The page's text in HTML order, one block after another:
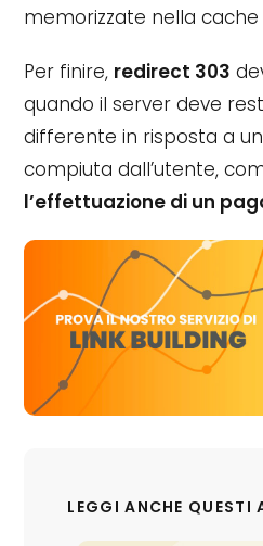
memorizzate nella cache
Per finire, redirect 303
quando il server deve
differente in risposta a
compiuta dall’utente,
l’effettuazione di un
LEGGI ANCHE QUESTI